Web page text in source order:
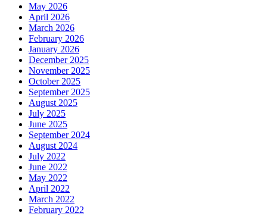
May 2026
April 2026
March 2026
February 2026
January 2026
December 2025
November 2025
October 2025
September 2025
August 2025
July 2025
June 2025
September 2024
August 2024
July 2022
June 2022
May 2022
April 2022
March 2022
February 2022